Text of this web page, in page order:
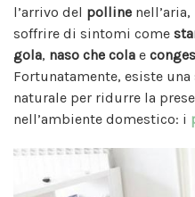
l’arrivo del polline
soffrire di sintomi come
gola, naso che cola e
Fortunatamente, esiste
naturale per ridurre la
nell’ambiente domestico: i